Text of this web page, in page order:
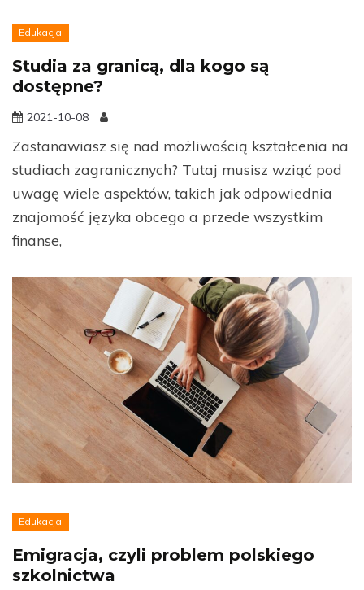
Edukacja
Studia za granicą, dla kogo są
dostępne?
2021-10-08
Zastanawiasz się nad możliwością kształcenia na
studiach zagranicznych? Tutaj musisz wziąć pod
uwagę wiele aspektów, takich jak odpowiednia
znajomość języka obcego a przede wszystkim
finanse,
Edukacja
Emigracja, czyli problem polskiego
szkolnictwa